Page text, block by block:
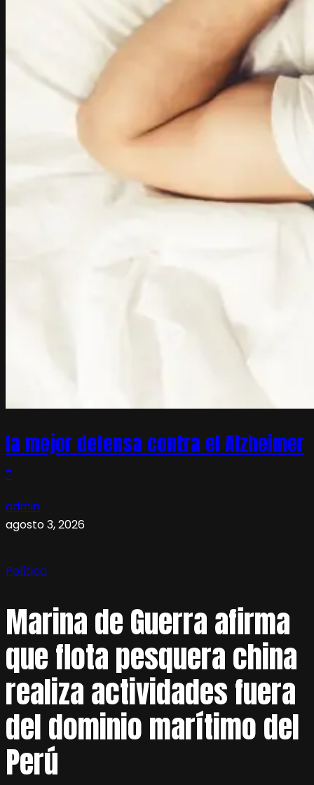
la mejor defensa contra el Alzheimer
–
admin
agosto 3, 2026
Política
Marina de Guerra afirma
que flota pesquera china
realiza actividades fuera
del dominio marítimo del
Perú